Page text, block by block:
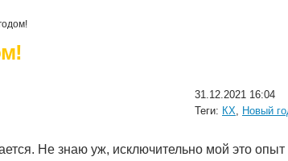
31.12.2021 16:04
Теги: КХ, Новый
Не знаю уж, исключительно мой это